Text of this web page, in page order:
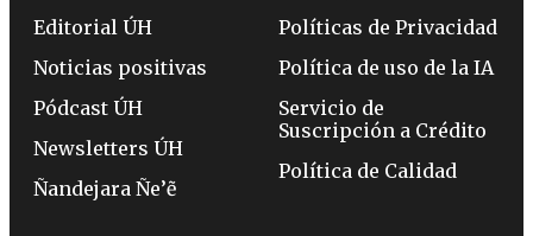
Editorial ÚH
Noticias positivas
Pódcast ÚH
Newsletters ÚH
Ñandejara Ñe’ẽ
Políticas de Privacidad
Política de uso de la IA
Servicio de
Suscripción a Crédito
Política de Calidad